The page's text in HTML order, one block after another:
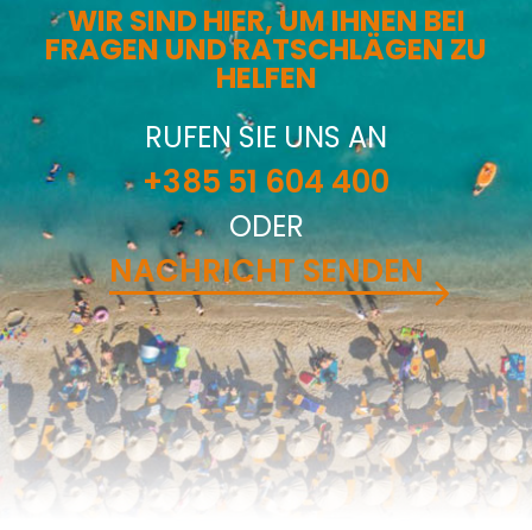
WIR SIND HIER, UM IHNEN BEI
FRAGEN UND RATSCHLÄGEN ZU
HELFEN
RUFEN SIE UNS AN
+385 51 604 400
ODER
NACHRICHT SENDEN